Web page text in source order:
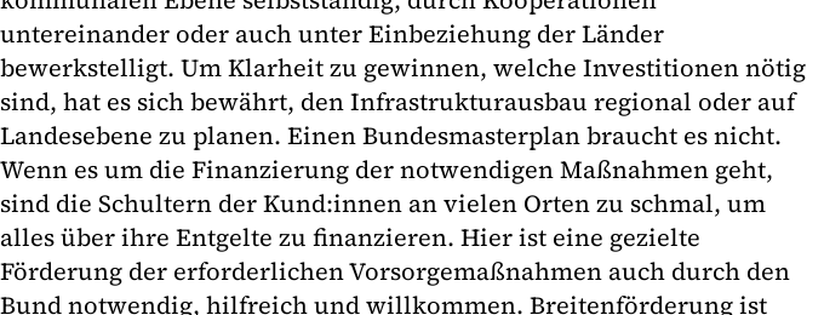
untereinander oder auch unter Einbeziehung der Länder
bewerkstelligt. Um Klarheit zu gewinnen, welche Investitionen nötig
sind, hat es sich bewährt, den Infrastrukturausbau regional oder auf
Landesebene zu planen. Einen Bundesmasterplan braucht es nicht.
Wenn es um die Finanzierung der notwendigen Maßnahmen geht,
sind die Schultern der Kund:innen an vielen Orten zu schmal, um
alles über ihre Entgelte zu finanzieren. Hier ist eine gezielte
Förderung der erforderlichen Vorsorgemaßnahmen auch durch den
Bund notwendig, hilfreich und willkommen. Breitenförderung ist